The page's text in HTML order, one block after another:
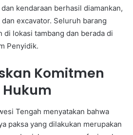
kendaraan berhasil diamankan,
excavator. Seluruh barang
di lokasi tambang dan berada di
Penyidik.
Komitmen
Tengah menyatakan bahwa
paksa yang dilakukan merupakan